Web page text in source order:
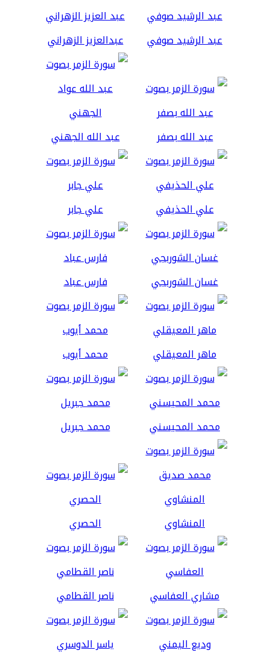
عبد الرشيد صوفي عبدالعزيز الزهراني
عبد الله بصفر عبد الله الجهني
علي الحذيفي علي جابر
غسان الشوربجي فارس عباد
ماهر المعيقلي محمد أيوب
محمد المحيسني محمد جبريل
المنشاوي الحصري
مشاري العفاسي ناصر القطامي